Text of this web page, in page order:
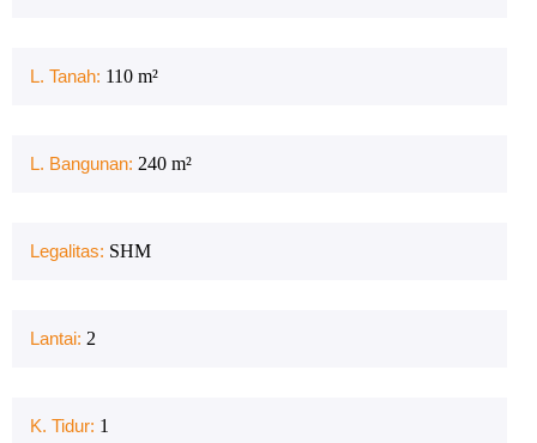
L. Tanah: 110 m²
L. Bangunan: 240 m²
Legalitas: SHM
Lantai: 2
K. Tidur: 1